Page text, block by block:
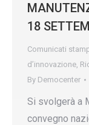
18
Comunicati
d’innovazione,
By Democenter
Si svolgerà a
convegno